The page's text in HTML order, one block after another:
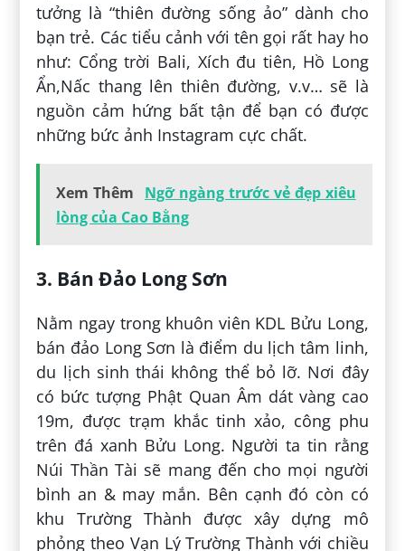
tưởng là “thiên đường sống ảo” dành cho
bạn trẻ. Các tiểu cảnh với tên gọi rất hay ho
như: Cổng trời Bali, Xích đu tiên, Hồ Long
Ẩn,Nấc thang lên thiên đường, v.v… sẽ là
nguồn cảm hứng bất tận để bạn có được
những bức ảnh Instagram cực chất.
Xem Thêm
Ngỡ ngàng trước vẻ đẹp xiêu
lòng của Cao Bằng
3. Bán Đảo Long Sơn
Nằm ngay trong khuôn viên KDL Bửu Long,
bán đảo Long Sơn là điểm du lịch tâm linh,
du lịch sinh thái không thể bỏ lỡ. Nơi đây
có bức tượng Phật Quan Âm dát vàng cao
19m, được trạm khắc tinh xảo, công phu
trên đá xanh Bửu Long. Người ta tin rằng
Núi Thần Tài sẽ mang đến cho mọi người
bình an & may mắn. Bên cạnh đó còn có
khu Trường Thành được xây dựng mô
phỏng theo Vạn Lý Trường Thành với chiều